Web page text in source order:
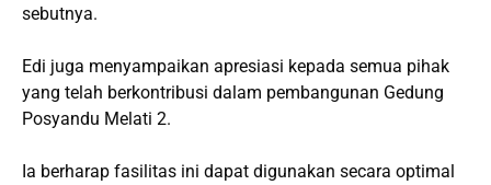
sebutnya.
Edi juga menyampaikan apresiasi kepada semua pihak
yang telah berkontribusi dalam pembangunan Gedung
Posyandu Melati 2.
Ia berharap fasilitas ini dapat digunakan secara optimal